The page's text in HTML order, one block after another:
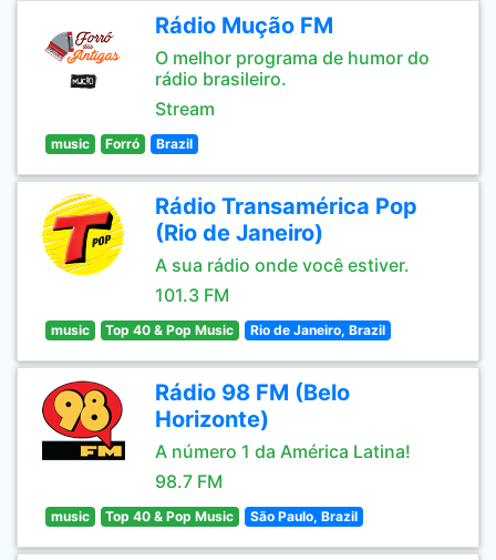
Rádio Mução FM
O melhor programa de humor do
rádio brasileiro.
Stream
music Forró Brazil
Rádio Transamérica Pop
(Rio de Janeiro)
A sua rádio onde você estiver.
101.3 FM
music Top 40 & Pop Music Rio de Janeiro, Brazil
Rádio 98 FM (Belo
Horizonte)
A número 1 da América Latina!
98.7 FM
music Top 40 & Pop Music São Paulo, Brazil